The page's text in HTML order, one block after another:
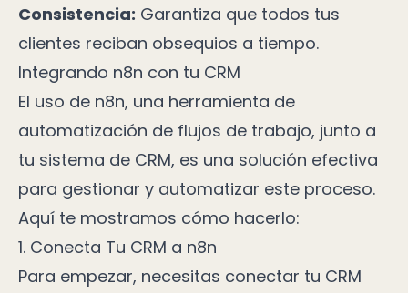
Consistencia: Garantiza que todos tus
clientes reciban obsequios a tiempo.
Integrando n8n con tu CRM
El uso de n8n, una herramienta de
automatización de flujos de trabajo, junto a
tu sistema de CRM, es una solución efectiva
para gestionar y automatizar este proceso.
Aquí te mostramos cómo hacerlo:
1. Conecta Tu CRM a n8n
Para empezar, necesitas conectar tu CRM